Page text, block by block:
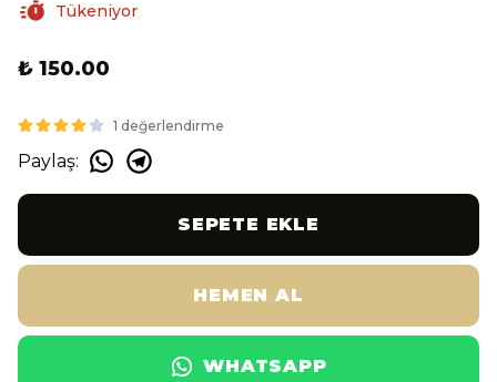
Tükeniyor
₺ 150.00
1 değerlendirme
Paylaş:
SEPETE EKLE
HEMEN AL
WHATSAPP